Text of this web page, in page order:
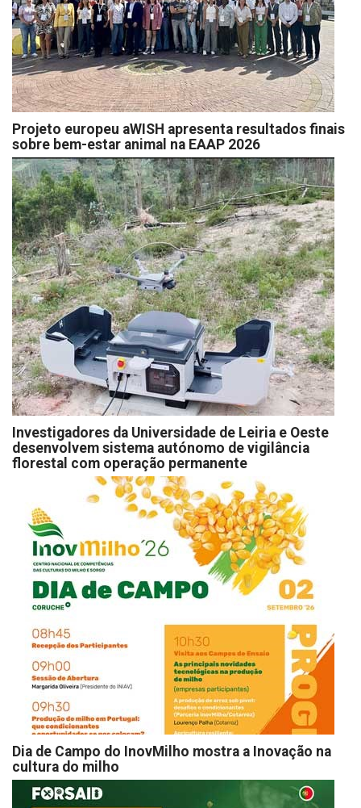
Projeto europeu aWISH apresenta resultados finais
sobre bem-estar animal na EAAP 2026
Investigadores da Universidade de Leiria e Oeste
desenvolvem sistema autónomo de vigilância
florestal com operação permanente
Dia de Campo do InovMilho mostra a Inovação na
cultura do milho